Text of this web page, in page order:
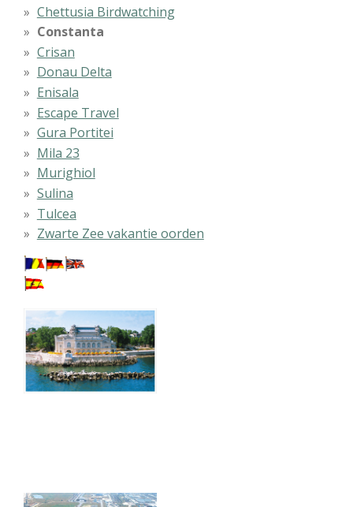
Chettusia Birdwatching
Constanta
Crisan
Donau Delta
Enisala
Escape Travel
Gura Portitei
Mila 23
Murighiol
Sulina
Tulcea
Zwarte Zee vakantie oorden